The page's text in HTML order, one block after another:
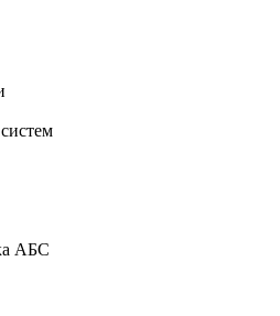
АБС